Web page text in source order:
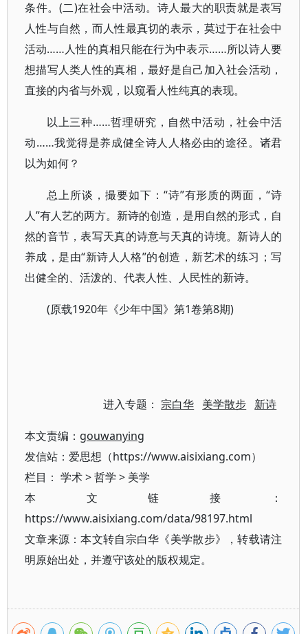
条件。(二)在社会中活动。诗人最大的职责就是表写
人性与自然，而人性最真切的表示，莫过于在社会中
活动……人性的真相只能在行为中表示……所以诗人要
想描写人类人性的真相，最好是自己加入社会活动，
直接的内省与外观，以窥看人性纯真的表现。
以上三种……哲理研究，自然中活动，社会中活
动……我觉得是养成健全诗人人格必由的途径。诸君
以为如何？
总上所谈，撮要如下：“诗”有形质的两面，“诗
人”有人艺的两方。新诗的创造，是用自然的形式，自
然的音节，表写天真的诗意与天真的诗境。新诗人的
养成，是由“新诗人人格”的创造，新艺术的练习；写
出健全的、活泼的、代表人性、人民性的新诗。
(原载1920年《少年中国》第1卷第8期)
进入专题：宗白华 美学散步 新诗
本文责编： gouwanying
发信站：爱思想（https://www.aisixiang.com）
栏目： 学术>哲学 > 美学
本文链接：
https://www.aisixiang.com/data/98197.html
文章来源：本文转自宗白华《美学散步》，转载请注
明原始出处，并遵守该处的版权规定。